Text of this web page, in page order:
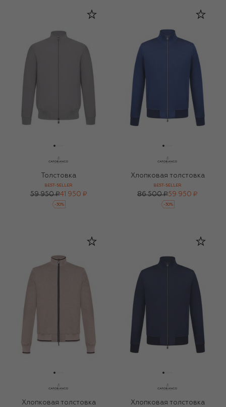
Толстовка
BEST-SELLER
59 950 ₽41 950 ₽
-30%
Хлопковая толстовка
BEST-SELLER
86 500 ₽59 950 ₽
-30%
Хлопковая толстовка Хлопковая толстовка